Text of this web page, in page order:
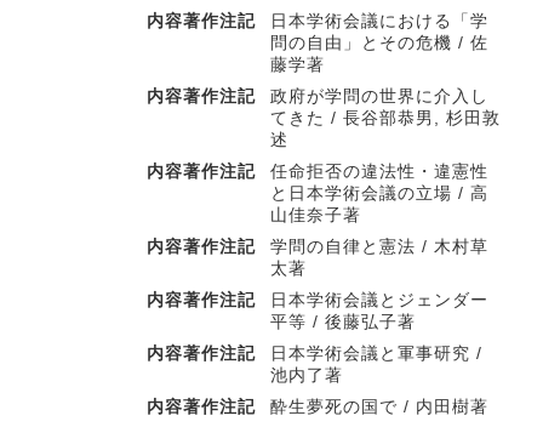
内容著作注記
日本学術会議における「学
問の自由」とその危機 / 佐
藤学著
内容著作注記
政府が学問の世界に介入し
てきた / 長谷部恭男, 杉田敦
述
内容著作注記
任命拒否の違法性・違憲性
と日本学術会議の立場 / 高
山佳奈子著
内容著作注記
学問の自律と憲法 / 木村草
太著
内容著作注記
日本学術会議とジェンダー
平等 / 後藤弘子著
内容著作注記
日本学術会議と軍事研究 /
池内了著
内容著作注記
酔生夢死の国で / 内田樹著